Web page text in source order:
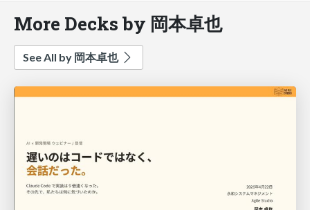
More Decks by 岡本卓也
See All by 岡本卓也